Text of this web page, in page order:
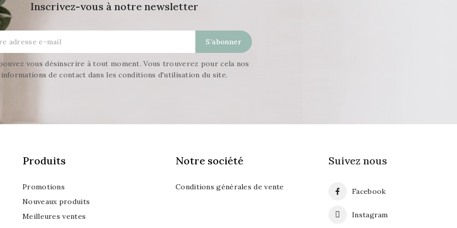
Inscrivez-vous à notre newsletter
vous désinscrire à tout moment. Vous trouverez pour cela nos
informations de contact dans les conditions d'utilisation du site.
Produits
Promotions
Nouveaux produits
Meilleures ventes
Notre société
Conditions générales de vente
Suivez nous
Facebook
Instagram